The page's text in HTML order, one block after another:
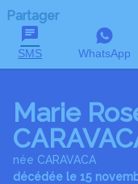
Partager
SMS WhatsApp
Marie
née CARAVACA
décédée le 15